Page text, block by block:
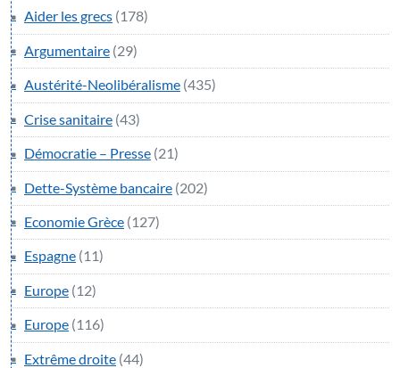
Aider les grecs (178)
Argumentaire (29)
Austérité-Neolibéralisme (435)
Crise sanitaire (43)
Démocratie – Presse (21)
Dette-Système bancaire (202)
Economie Grèce (127)
Espagne (11)
Europe (12)
Europe (116)
Extrême droite (44)